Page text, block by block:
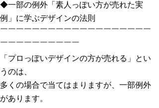
◆一部の例外「素人っぽい方が売れた実
例」に学ぶデザインの法則
￣￣￣￣￣￣￣￣￣￣￣￣￣￣￣￣￣￣￣
￣￣￣￣￣￣￣￣￣￣
「プロっぽいデザインの方が売れる」とい
うのは、
多くの場合で当てはまりますが、一部例外
があります。